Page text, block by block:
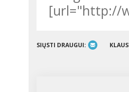
[url="http://
SIŲSTI DRAUGUI: